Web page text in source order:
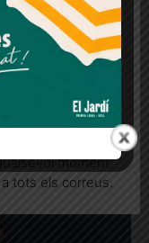
Rebutjar tot
el Jardí, dona el
comunicacions
moment
tots els correus.